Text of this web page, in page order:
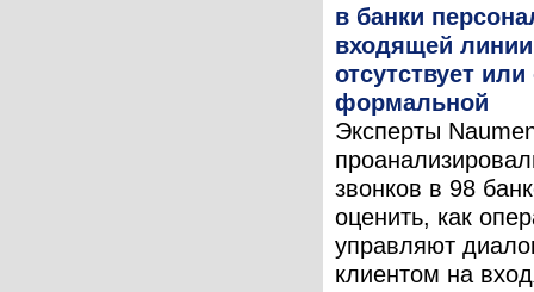
в банки
входящей линии
отсутствует или
формальной
Эксперты
звонков в 98
оценить, как
управляют
клиентом на